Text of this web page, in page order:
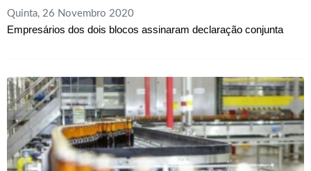
Quinta, 26 Novembro 2020
Empresários dos dois blocos assinaram declaração conjunta